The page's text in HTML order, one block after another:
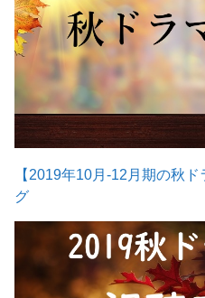
【2019年10月-12月期の秋
グ